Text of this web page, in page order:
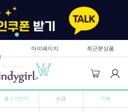
마이페이지 최근본상품
물고기반지 순금 리뷰